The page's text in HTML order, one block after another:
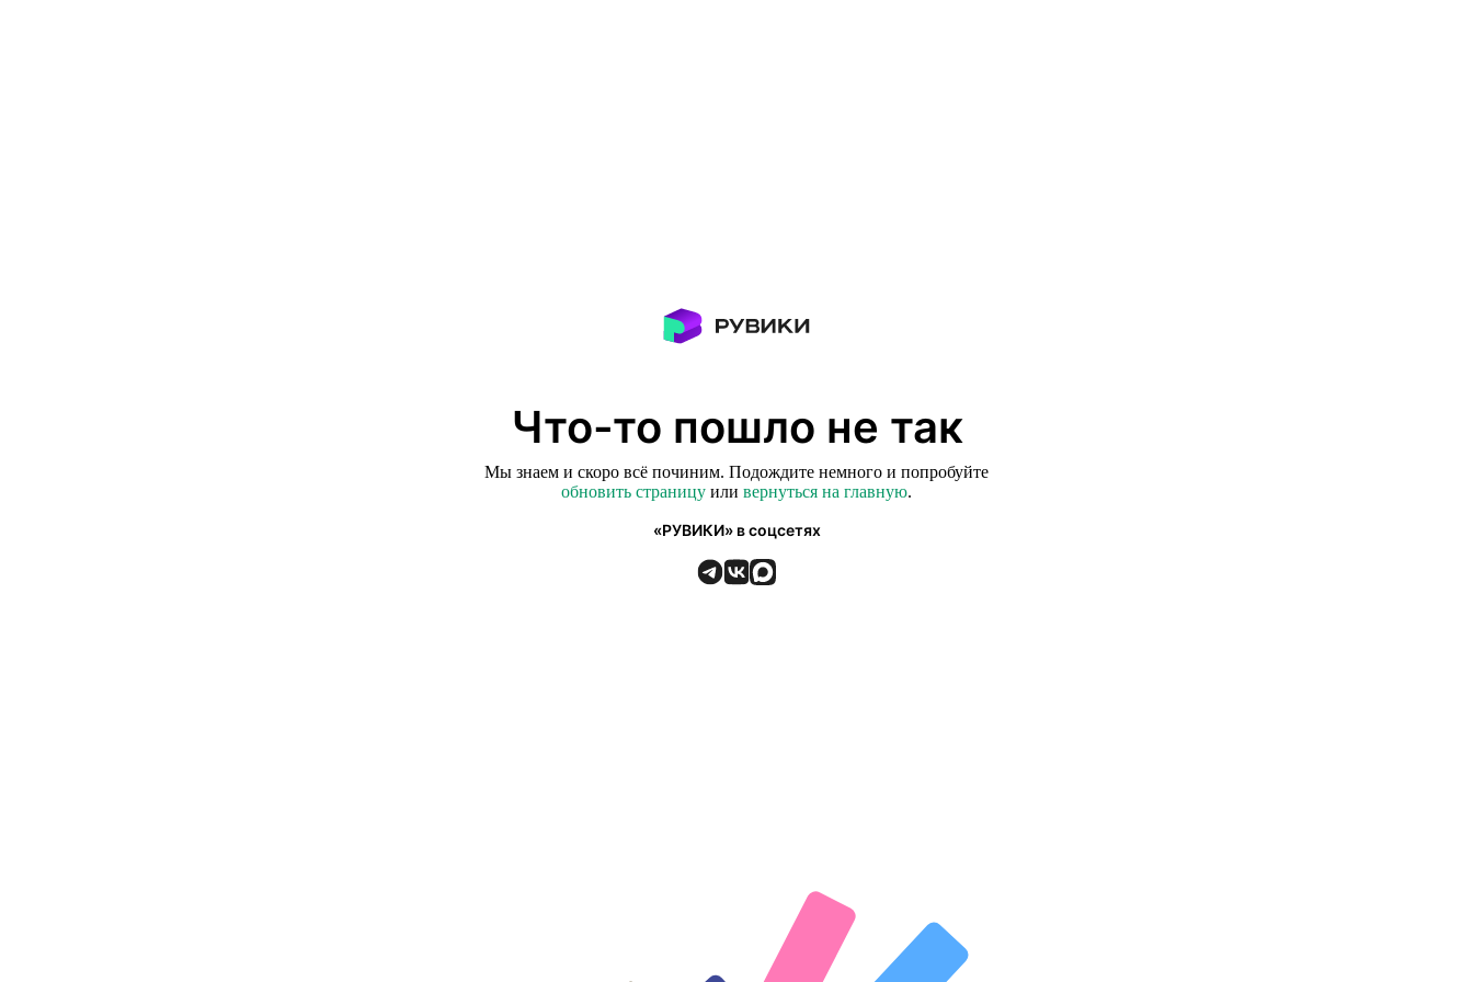
Что-то пошло не так
Мы знаем и скоро всё починим. Подождите немного и попробуйте
обновить страницу или вернуться на главную.
«РУВИКИ» в соцсетях